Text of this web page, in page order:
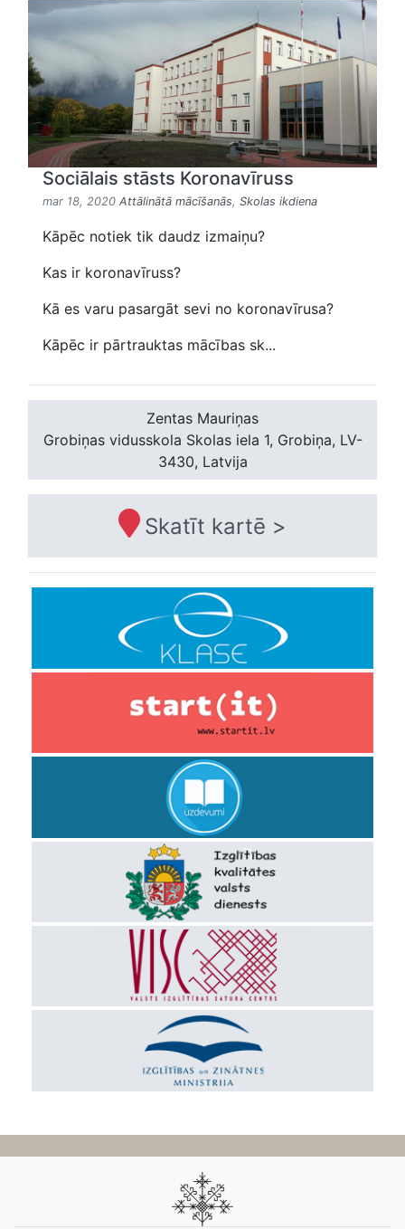
Sociālais stāsts Koronavīruss
mar 18, 2020 Attālinātā mācīšanās, Skolas ikdiena
Kāpēc notiek tik daudz izmaiņu?
Kas ir koronavīruss?
Kā es varu pasargāt sevi no koronavīrusa?
Kāpēc ir pārtrauktas mācības sk...
Zentas Mauriņas
Grobiņas vidusskola Skolas iela 1, Grobiņa, LV-
3430, Latvija
Skatīt kartē >